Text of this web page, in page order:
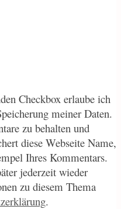
Checkbox erlaube ich
meiner Daten.
zu behalten und
diese Webseite Name,
Ihres Kommentars.
jederzeit wieder
zu diesem Thema
.